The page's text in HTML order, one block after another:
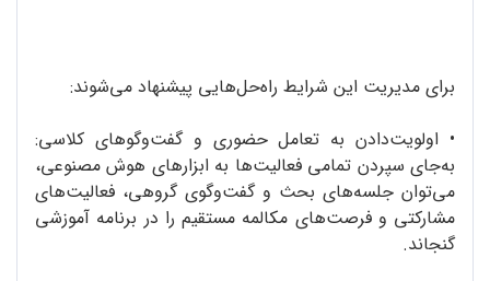
برای مدیریت این شرایط راه‌حل‌هایی پیشنهاد می‌شوند:
• اولویت‌دادن به تعامل حضوری و گفت‌وگوهای کلاسی:
به‌جای سپردن تمامی فعالیت‌ها به ابزارهای هوش مصنوعی،
می‌توان جلسه‌های بحث و گفت‌وگوی گروهی، فعالیت‌های
مشارکتی و فرصت‌های مکالمه‌ مستقیم را در برنامه‌ آموزشی
گنجاند.